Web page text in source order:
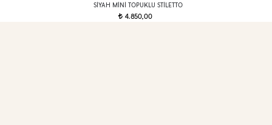
SIYAH MINI TOPUKLU STILETTO
t 4.850,00